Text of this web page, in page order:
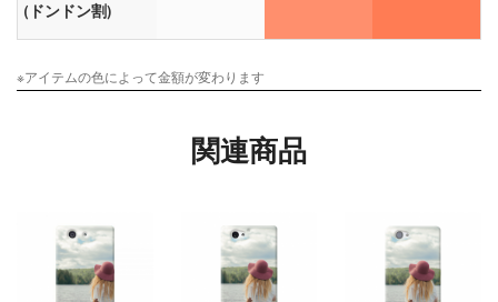
(ドンドン割)
※アイテムの色によって金額が変わります
関連商品